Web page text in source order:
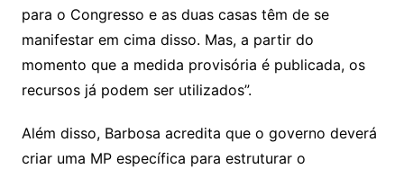
para o Congresso e as duas casas têm de se
manifestar em cima disso. Mas, a partir do
momento que a medida provisória é publicada, os
recursos já podem ser utilizados”.
Além disso, Barbosa acredita que o governo deverá
criar uma MP específica para estruturar o